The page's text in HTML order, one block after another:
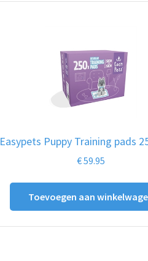
Easypets Puppy Training pads
€59.95
Toevoegen aan